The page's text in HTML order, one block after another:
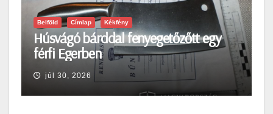
Belföld Címlap Kékfény
Húsvágó bárddal fenyegetőzőtt egy
férfi Egerben
júl 30, 2026